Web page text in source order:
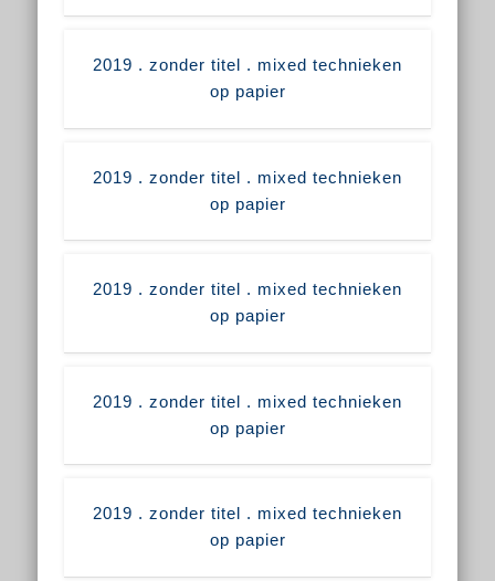
2019 . zonder titel . mixed technieken
op papier
2019 . zonder titel . mixed technieken
op papier
2019 . zonder titel . mixed technieken
op papier
2019 . zonder titel . mixed technieken
op papier
2019 . zonder titel . mixed technieken
op papier